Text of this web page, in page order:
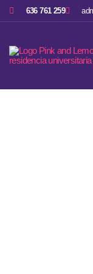
636 761 259